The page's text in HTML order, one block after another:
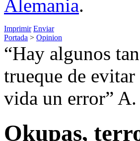
Alemania.
Imprimir Enviar
Portada > Opinion
“Hay algunos
trueque de
vida un error”
Okupas,